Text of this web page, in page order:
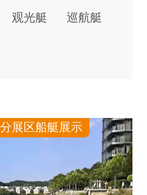
观光艇 巡航艇
展区船艇展示